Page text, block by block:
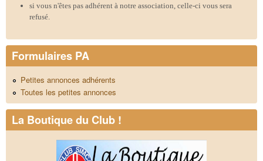
si vous n'êtes pas adhérent à notre association, celle-ci vous sera
refusé.
Formulaires PA
Petites annonces adhérents
Toutes les petites annonces
La Boutique du Club !